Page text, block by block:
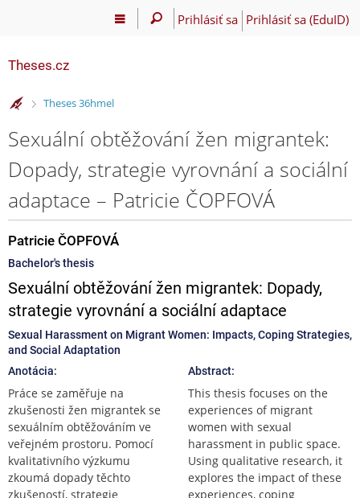
Prihlásiť sa Prihlásiť sa (EduID)
Theses.cz
>
Theses 36hmel
Sexuální obtěžování žen migrantek:
Dopady, strategie vyrovnání a sociální
adaptace – Patricie ČOPFOVÁ
Patricie ČOPFOVÁ
Bachelor's thesis
Sexuální obtěžování žen migrantek: Dopady,
strategie vyrovnání a sociální adaptace
Sexual Harassment on Migrant Women: Impacts, Coping Strategies,
and Social Adaptation
Anotácia:
Práce se zaměřuje na
zkušenosti žen migrantek se
sexuálním obtěžováním ve
veřejném prostoru. Pomocí
kvalitativního výzkumu
zkoumá dopady těchto
zkušeností, strategie
Abstract:
This thesis focuses on the
experiences of migrant
women with sexual
harassment in public space.
Using qualitative research, it
explores the impact of these
experiences, coping